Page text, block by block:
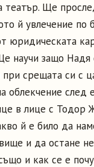
театър. Ще
й увлечение по
юридическата
научи защо Надя
при срещата си с
облекчение след
в лице с Тодор
й е било да
и да остане
и как се е